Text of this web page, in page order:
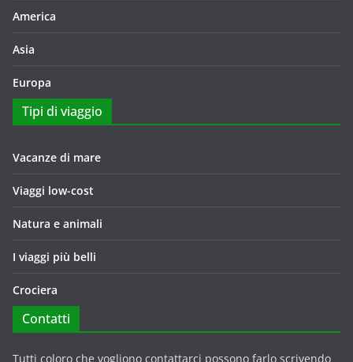
America
Asia
Europa
Tipi di viaggio
Vacanze di mare
Viaggi low-cost
Natura e animali
I viaggi più belli
Crociera
Contatti
Tutti coloro che vogliono contattarci possono farlo scrivendo